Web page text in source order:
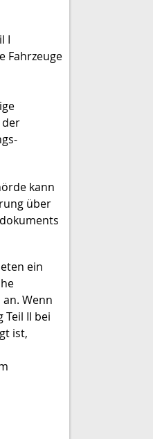
I
Fahrzeuge
kann
über
ein
Wenn
Teil II bei
ist,